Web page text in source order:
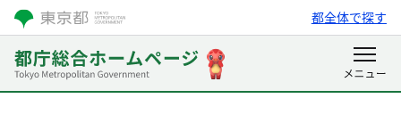
都全体で探す